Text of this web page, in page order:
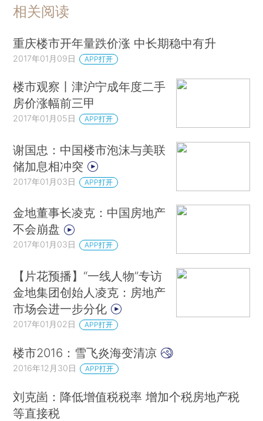
相关阅读
重庆楼市开年量跌价涨 中长期稳中有升
2017年01月09日 APP打开
楼市观察丨津沪宁成年度二手
房价涨幅前三甲
2017年01月05日 APP打开
谢国忠：中国楼市泡沫与美联
储加息相冲突
2017年01月03日 APP打开
金地董事长凌克：中国房地产
不会崩盘
2017年01月03日 APP打开
【片花预播】“一线人物”专访
金地集团创始人凌克：房地产
市场会进一步分化
2017年01月02日 APP打开
楼市2016：雪飞炎海变清凉
2016年12月30日 APP打开
刘克崮：降低增值税税率 增加个税房地产税
等直接税